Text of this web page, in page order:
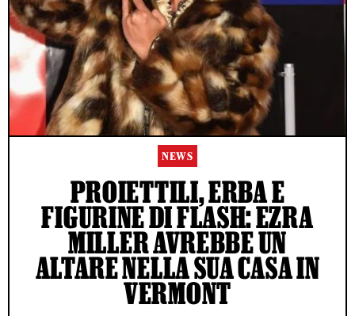
NEWS
PROIETTILI, ERBA E
FIGURINE DI FLASH: EZRA
MILLER AVREBBE UN
ALTARE NELLA SUA CASA IN
VERMONT